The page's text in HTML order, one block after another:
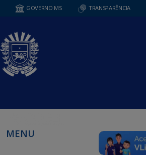
GOVERNO MS TRANSPARÊNCIA
MENU